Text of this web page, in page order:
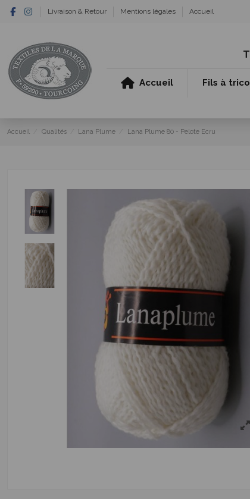
Livraison & Retour Mentions légales Accueil
Accueil Fils à
Accueil Qualités Lana Plume Lana Plume 80 - Pelote Ecru